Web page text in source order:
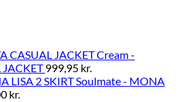
Cream -
JACKET 999,95 kr.
Soulmate - MONA
kr.